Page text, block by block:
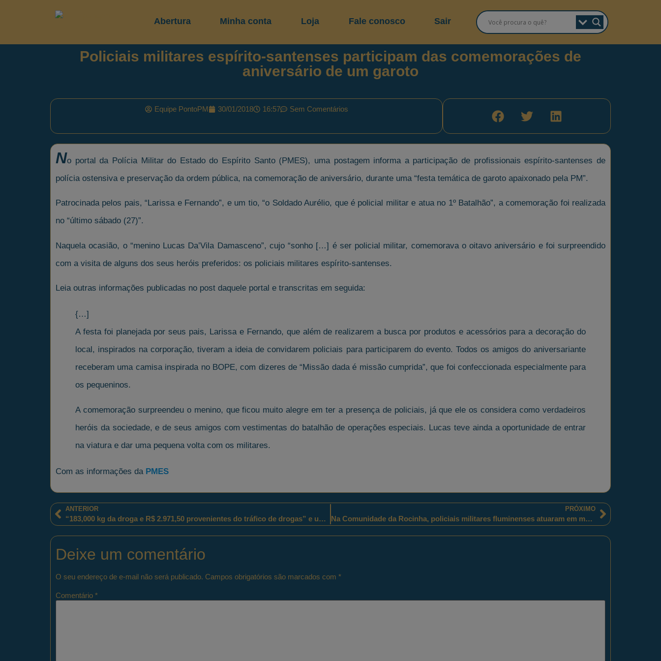
Abertura Minha conta Loja Fale conosco Sair
Policiais militares espírito-santenses participam das comemorações de
aniversário de um garoto
Equipe PontoPM 30/01/2018 16:57 Sem Comentários
No portal da Polícia Militar do Estado do Espírito Santo (PMES), uma postagem informa a participação de profissionais espírito-santenses de
polícia ostensiva e preservação da ordem pública, na comemoração de aniversário, durante uma “festa temática de garoto apaixonado pela PM”.
Patrocinada pelos pais, “Larissa e Fernando”, e um tio, “o Soldado Aurélio, que é policial militar e atua no 1º Batalhão”, a comemoração foi realizada
no “último sábado (27)”.
Naquela ocasião, o “menino Lucas Da’Vila Damasceno”, cujo “sonho […] é ser policial militar, comemorava o oitavo aniversário e foi surpreendido
com a visita de alguns dos seus heróis preferidos: os policiais militares espírito-santenses.
Leia outras informações publicadas no post daquele portal e transcritas em seguida:
{…]
A festa foi planejada por seus pais, Larissa e Fernando, que além de realizarem a busca por produtos e acessórios para a decoração do
local, inspirados na corporação, tiveram a ideia de convidarem policiais para participarem do evento. Todos os amigos do aniversariante
receberam uma camisa inspirada no BOPE, com dizeres de “Missão dada é missão cumprida”, que foi confeccionada especialmente para
os pequeninos.
A comemoração surpreendeu o menino, que ficou muito alegre em ter a presença de policiais, já que ele os considera como verdadeiros
heróis da sociedade, e de seus amigos com vestimentas do batalhão de operações especiais. Lucas teve ainda a oportunidade de entrar
na viatura e dar uma pequena volta com os militares.
Com as informações da PMES
ANTERIOR
“183,000 kg da droga e R$ 2.971,50 provenientes do tráfico de drogas” e um adolescente foram apreendidos e dois homens presos pelos policiais militares paulistas em Itapeva-SP
PRÓXIMO
Na Comunidade da Rocinha, policiais militares fluminenses atuaram em mais um dia de confronto
Deixe um comentário
O seu endereço de e-mail não será publicado. Campos obrigatórios são marcados com *
Comentário *